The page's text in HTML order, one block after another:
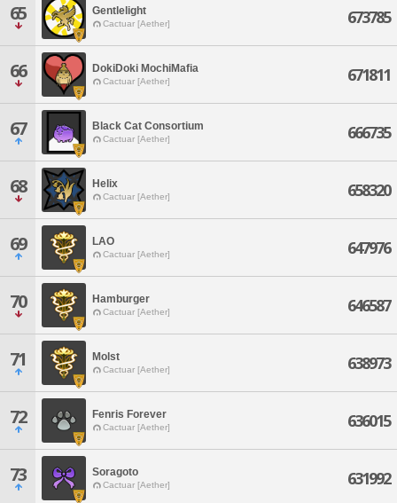
65 Gentlelight
Cactuar [Aether] 673785
66 DokiDoki MochiMafia
Cactuar [Aether] 671811
67 Black Cat Consortium
Cactuar [Aether] 666735
68 Helix
Cactuar [Aether] 658320
69 LAO
Cactuar [Aether] 647976
70 Hamburger
Cactuar [Aether] 646587
71 Molst
Cactuar [Aether] 638973
72 Fenris Forever
Cactuar [Aether] 636015
73 Soragoto
Cactuar [Aether] 631992